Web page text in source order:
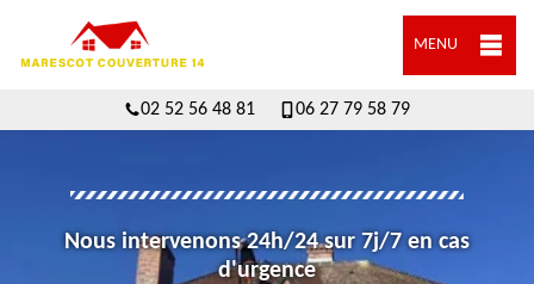
MENU
02 52 56 48 81 06 27 79 58 79
Nous intervenons 24h/24 sur 7j/7 en cas
d'urgence